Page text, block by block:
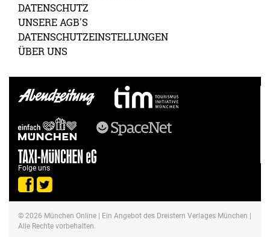
DATENSCHUTZ
UNSERE AGB'S
DATENSCHUTZEINSTELLUNGEN
ÜBER UNS
Folge uns
© 2026 München Online | Ein Angebot des Dreistern Verlages München |
Alle Rechte vorbehalten.